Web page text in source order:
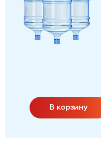
В корзину